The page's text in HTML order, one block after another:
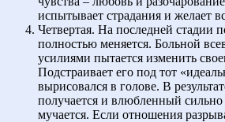
испытывает страдания и желает
Четвертая. На последней стадии
полностью меняется. Больной
усилиями пытается изменить
Подстраивает его под тот
вырисовался в голове. В
получается и влюбленный
мучается. Если отношения